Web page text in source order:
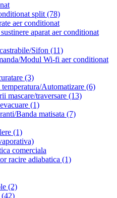
split (78)
aer conditionat
aparat aer conditionat
Sifon (11)
Modul Wi-fi aer conditionat
(3)
Automatizare (6)
mascare/traversare (13)
(1)
Banda matisata (7)
(1)
comerciala
racire adiabatica (1)
(2)
(42)